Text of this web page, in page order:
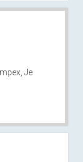
Je